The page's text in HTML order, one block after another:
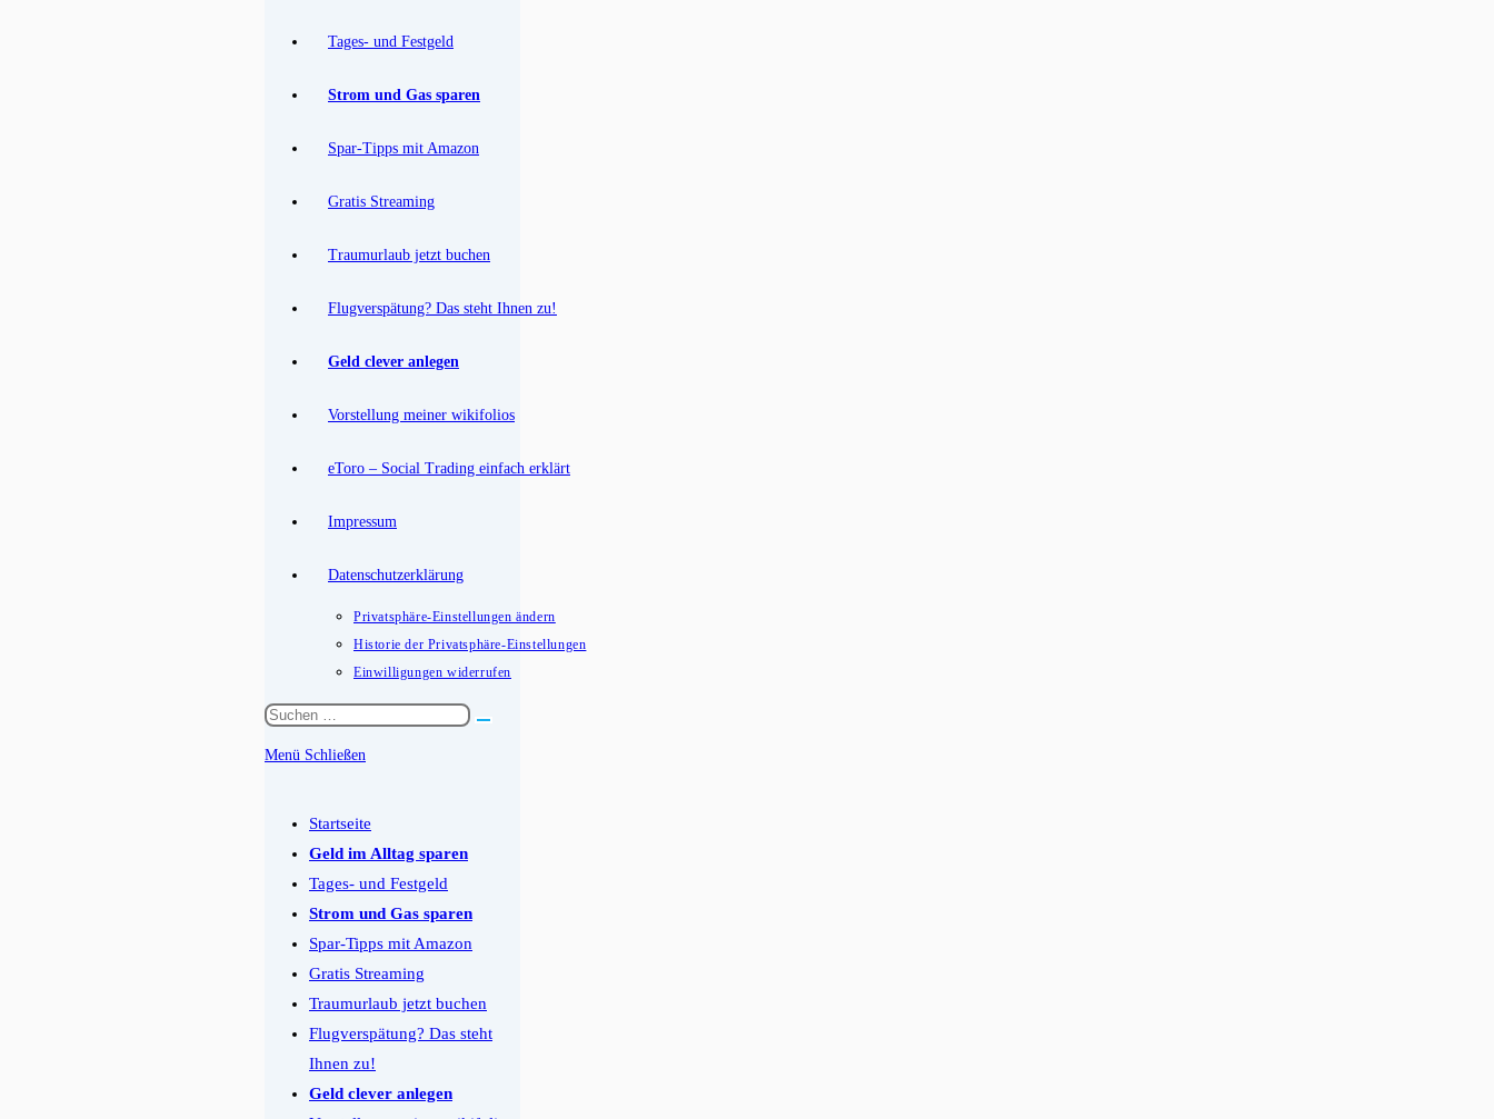
Tages- und Festgeld
Strom und Gas sparen
Spar-Tipps mit Amazon
Gratis Streaming
Traumurlaub jetzt buchen
Flugverspätung? Das steht Ihnen zu!
Geld clever anlegen
Vorstellung meiner wikifolios
eToro – Social Trading einfach erklärt
Impressum
Datenschutzerklärung
Privatsphäre-Einstellungen ändern
Historie der Privatsphäre-Einstellungen
Einwilligungen widerrufen
Diese
Menü Schließen
Button
einzuklappen
Startseite
Geld im Alltag sparen
Tages- und Festgeld
Strom und Gas sparen
Spar-Tipps mit Amazon
Gratis Streaming
Traumurlaub jetzt buchen
Flugverspätung? Das steht
Ihnen zu!
Geld clever anlegen